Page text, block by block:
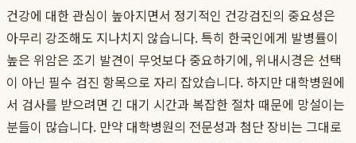
건강에 대한 관심이 높아지면서 정기적인 건강검진의 중요성은
아무리 강조해도 지나치지 않습니다. 특히 한국인에게 발병률이
높은 위암은 조기 발견이 무엇보다 중요하기에, 위내시경은 선택
이 아닌 필수 검진 항목으로 자리 잡았습니다. 하지만 대학병원에
서 검사를 받으려면 긴 대기 시간과 복잡한 절차 때문에 망설이는
분들이 많습니다. 만약 대학병원의 전문성과 첨단 장비는 그대로